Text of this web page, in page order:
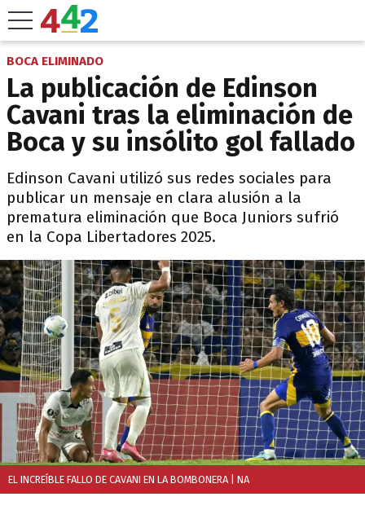
BOCA ELIMINADO
La publicación de Edinson
Cavani tras la eliminación de
Boca y su insólito gol fallado
Edinson Cavani utilizó sus redes sociales para
publicar un mensaje en clara alusión a la
prematura eliminación que Boca Juniors sufrió
en la Copa Libertadores 2025.
EL INCREÍBLE FALLO DE CAVANI EN LA BOMBONERA | NA